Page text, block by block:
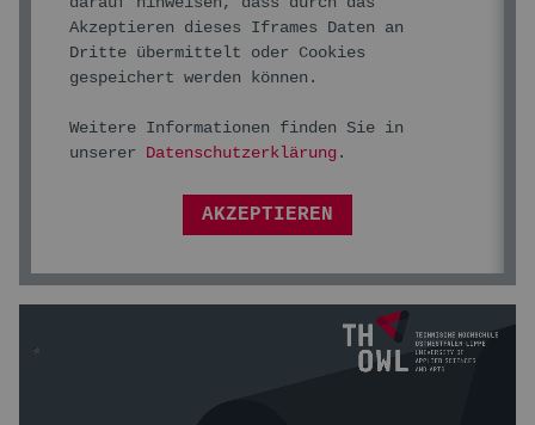
Akzeptieren dieses Iframes Daten an
Dritte übermittelt oder Cookies
gespeichert werden können.
Weitere Informationen finden Sie in
unserer Datenschutzerklärung.
AKZEPTIEREN